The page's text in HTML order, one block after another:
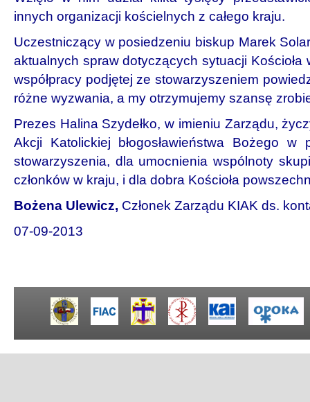
innych organizacji kościelnych z całego kraju.
Uczestniczący w posiedzeniu biskup Marek
aktualnych spraw dotyczących sytuacji Kościoła
współpracy podjętej ze stowarzyszeniem
różne wyzwania, a my otrzymujemy szansę
Prezes Halina Szydełko, w imieniu Zarządu,
Akcji Katolickiej błogosławieństwa Bożego
stowarzyszenia, dla umocnienia wspólnoty
członków w kraju, i dla dobra Kościoła
Bożena Ulewicz, Członek Zarządu KIAK ds.
07-09-2013